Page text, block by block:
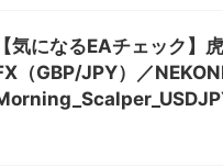
【気になるEAチェック】
（GBP/JPY）／